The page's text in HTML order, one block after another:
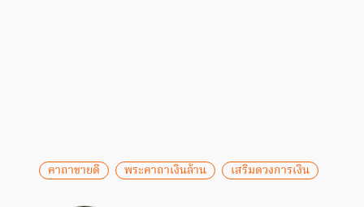
คาถาขายดี พระคาถาเงินล้าน เสริมดวงการเงิน